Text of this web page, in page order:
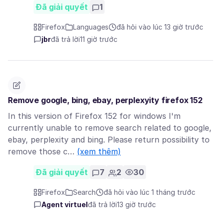
Đã giải quyết 1
Firefox Languages
đã hỏi vào lúc 13 giờ trước
jbrđã trả lời11 giờ trước
Remove google, bing, ebay, perplexyity firefox 152
In this version of Firefox 152 for windows I'm
currently unable to remove search related to google,
ebay, perplexity and bing. Please return possibility to
remove those c… (xem thêm)
Đã giải quyết 7 2 30
Firefox Search
đã hỏi vào lúc 1 tháng trước
Agent virtuel đã trả lời13 giờ trước